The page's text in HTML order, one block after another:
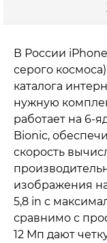
В России iPhone
серого
каталога
нужную
работает на 6-
Bionic,
скорость
изображения
5,8 in с
сравнимо с
12 Мп дают